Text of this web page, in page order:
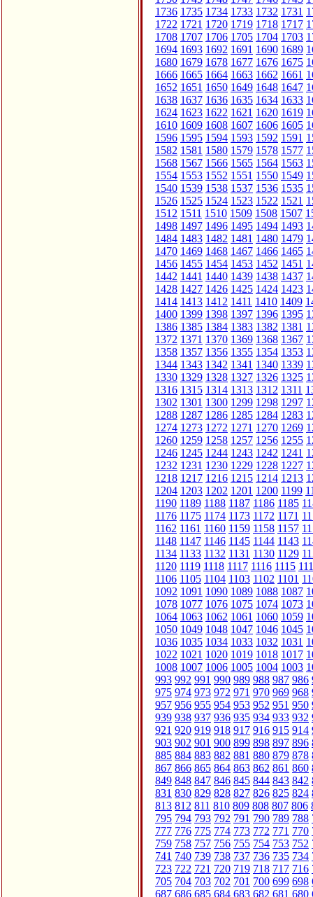
1736 1735 1734 1733 1732 1731
1722 1721 1720 1719 1718 1717
1708 1707 1706 1705 1704 1703
1694 1693 1692 1691 1690 1689
1680 1679 1678 1677 1676 1675
1666 1665 1664 1663 1662 1661
1652 1651 1650 1649 1648 1647
1638 1637 1636 1635 1634 1633
1624 1623 1622 1621 1620 1619
1610 1609 1608 1607 1606 1605
1596 1595 1594 1593 1592 1591
1582 1581 1580 1579 1578 1577
1568 1567 1566 1565 1564 1563
1554 1553 1552 1551 1550 1549
1540 1539 1538 1537 1536 1535
1526 1525 1524 1523 1522 1521
1512 1511 1510 1509 1508 1507
1498 1497 1496 1495 1494 1493
1484 1483 1482 1481 1480 1479
1470 1469 1468 1467 1466 1465
1456 1455 1454 1453 1452 1451
1442 1441 1440 1439 1438 1437
1428 1427 1426 1425 1424 1423
1414 1413 1412 1411 1410 1409
1400 1399 1398 1397 1396 1395
1386 1385 1384 1383 1382 1381
1372 1371 1370 1369 1368 1367
1358 1357 1356 1355 1354 1353
1344 1343 1342 1341 1340 1339
1330 1329 1328 1327 1326 1325
1316 1315 1314 1313 1312 1311
1302 1301 1300 1299 1298 1297
1288 1287 1286 1285 1284 1283
1274 1273 1272 1271 1270 1269
1260 1259 1258 1257 1256 1255
1246 1245 1244 1243 1242 1241
1232 1231 1230 1229 1228 1227
1218 1217 1216 1215 1214 1213
1204 1203 1202 1201 1200 1199
1190 1189 1188 1187 1186 1185
1176 1175 1174 1173 1172 1171
1162 1161 1160 1159 1158 1157
1148 1147 1146 1145 1144 1143
1134 1133 1132 1131 1130 1129
1120 1119 1118 1117 1116 1115
1106 1105 1104 1103 1102 1101
1092 1091 1090 1089 1088 1087
1078 1077 1076 1075 1074 1073
1064 1063 1062 1061 1060 1059
1050 1049 1048 1047 1046 1045
1036 1035 1034 1033 1032 1031
1022 1021 1020 1019 1018 1017
1008 1007 1006 1005 1004 1003
993 992 991 990 989 988 987 986
975 974 973 972 971 970 969 968
957 956 955 954 953 952 951 950
939 938 937 936 935 934 933 932
921 920 919 918 917 916 915 914
903 902 901 900 899 898 897 896
885 884 883 882 881 880 879 878
867 866 865 864 863 862 861 860
849 848 847 846 845 844 843 842
831 830 829 828 827 826 825 824
813 812 811 810 809 808 807 806
795 794 793 792 791 790 789 788
777 776 775 774 773 772 771 770
759 758 757 756 755 754 753 752
741 740 739 738 737 736 735 734
723 722 721 720 719 718 717 716
705 704 703 702 701 700 699 698
687 686 685 684 683 682 681 680